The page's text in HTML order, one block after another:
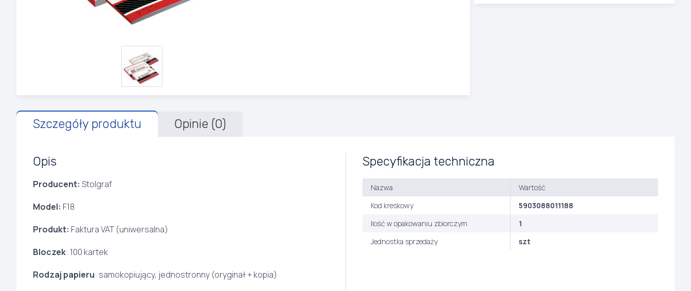
Szczegóły produktu Opinie (0)
Opis
Producent: Stolgraf
Model: F18
Produkt: Faktura VAT (uniwersalna)
Bloczek: 100 kartek
Rodzaj papieru: samokopiujący, jednostronny (oryginał + kopia)
Specyfikacja techniczna
Nazwa
Wartość
Kod kreskowy
5903088011188
Ilość w opakowaniu zbiorczym
1
Jednostka sprzedaży
szt